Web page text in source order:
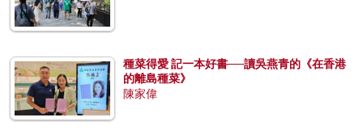
種菜得愛 記一本好書──讀吳燕青的《在香港
的離島種菜》
陳家偉